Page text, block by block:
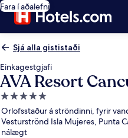
Fara í aðalefni
Sjá alla gististaði
Einkagestgjafi
AVA Resort
5.0
stjörnu
gististaður
Orlofsstaður á ströndinni, fyrir
Vesturströnd Isla Mujeres, Punta
nálægt